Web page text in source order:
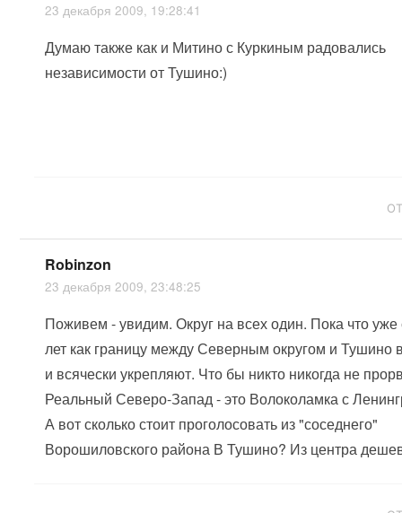
23 декабря 2009, 19:28:41
Думаю также как и Митино с Куркиным радовались
независимости от Тушино:)
Robinzon
23 декабря 2009, 23:48:25
Поживем - увидим. Округ на всех один. Пока что уже
лет как границу между Северным округом и Тушино
и всячески укрепляют. Что бы никто никогда не
Реальный Северо-Запад - это Волоколамка с
А вот сколько стоит проголосовать из "соседнего"
Ворошиловского района В Тушино? Из центра